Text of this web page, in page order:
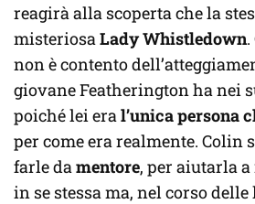
reagirà alla scoperta che la
misteriosaLady Whistledown
non è contento
giovane Featherington ha nei
poiché lei eral’unica persona
per come era realmente. Colin
farle damentore, per aiutarla
in se stessa ma, nel corso